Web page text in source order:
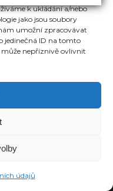
k ukládání a/nebo
jako jsou soubory
umožní zpracovávat
jedinečná ID na tomto
může nepříznivě ovlivnit
údajů